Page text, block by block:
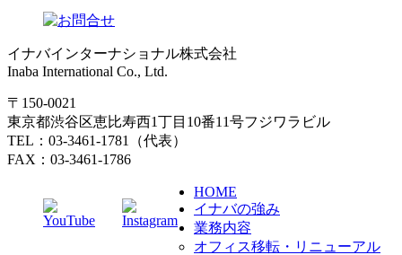
イナバインターナショナル株式会社
Inaba International Co., Ltd.
〒150-0021
東京都渋谷区恵比寿西1丁目10番11号フジワラビル
TEL：03-3461-1781（代表）
FAX：03-3461-1786
HOME
イナバの強み
業務内容
オフィス移転・リニューアル